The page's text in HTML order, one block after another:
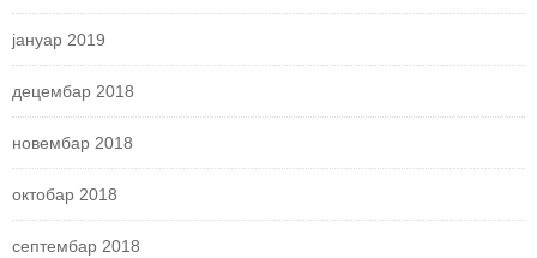
јануар 2019
децембар 2018
новембар 2018
октобар 2018
септембар 2018